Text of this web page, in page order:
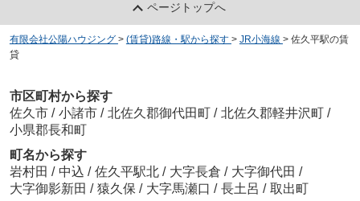
ページトップへ
有限会社公陽ハウジング > (賃貸)路線・駅から探す > JR小海線 > 佐久平駅の賃
貸
市区町村から探す
佐久市 / 小諸市 / 北佐久郡御代田町 / 北佐久郡軽井沢町 /
小県郡長和町
町名から探す
岩村田 / 中込 / 佐久平駅北 / 大字長倉 / 大字御代田 /
大字御影新田 / 猿久保 / 大字馬瀬口 / 長土呂 / 取出町